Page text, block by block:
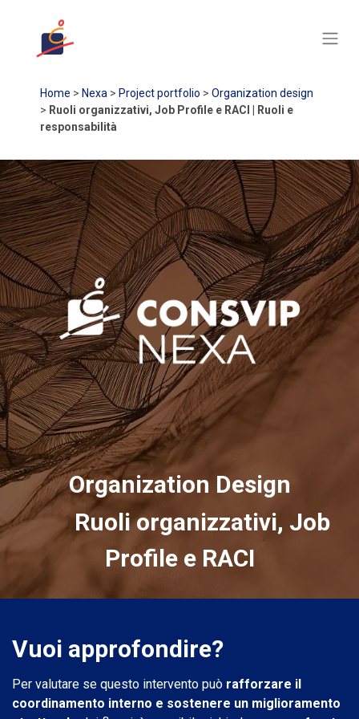
Home > Nexa > Project portfolio > Organization design
> Ruoli organizzativi, Job Profile e RACI | Ruoli e
responsabilità
Organizat​ion D​esign
Ruoli organizzativi, Job
Profile e RACI
Vuoi approfondire?
Per valutare se questo intervento può rafforzare il
coordinamento interno e sostenere un miglioramento